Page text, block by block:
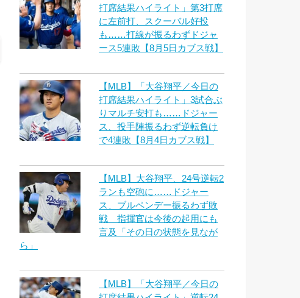
打席結果ハイライト」第3打席
に左前打、スクーバル好投
も……打線が振るわずドジャ
ース5連敗【8月5日カブス戦】
【MLB】「大谷翔平／今日の
打席結果ハイライト」3試合ぶ
りマルチ安打も……ドジャー
ス、投手陣振るわず逆転負け
で4連敗【8月4日カブス戦】
【MLB】大谷翔平、24号逆転2
ランも空砲に……ドジャー
ス、ブルペンデー振るわず敗
戦 指揮官は今後の起用にも
言及「その日の状態を見なが
ら」
【MLB】「大谷翔平／今日の